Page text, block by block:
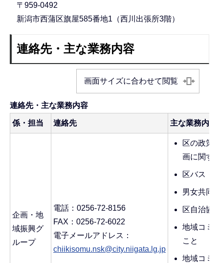
〒959-0492
新潟市西蒲区旗屋585番地1（西川出張所3階）
連絡先・主な業務内容
画面サイズに合わせて閲覧
連絡先・主な業務内容
係・担当 連絡先 主な業務内容
企画・地
域振興グ
ループ
電話：0256-72-8156
FAX：0256-72-6022
電子メールアドレス：
chiikisomu.nsk@city.niigata.lg.jp
区の政策
画に関す
区バス・
男女共同
区自治協
地域コミ
こと
地域コミ